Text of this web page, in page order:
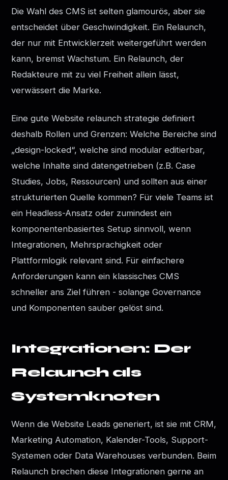
Die Wahl des CMS ist selten glamourös, aber sie
entscheidet über Geschwindigkeit. Ein Relaunch,
der nur mit Entwicklerzeit weitergeführt werden
kann, bremst Wachstum. Ein Relaunch, der
Redakteure mit zu viel Freiheit allein lässt,
verwässert die Marke.
Eine gute Website relaunch strategie definiert
deshalb Rollen und Grenzen: Welche Bereiche sind
„design-locked“, welche sind modular editierbar,
welche Inhalte sind datengetrieben (z.B. Case
Studies, Jobs, Ressourcen) und sollten aus einer
strukturierten Quelle kommen? Für viele Teams ist
ein Headless-Ansatz oder zumindest ein
komponentenbasiertes Setup sinnvoll, wenn
Integrationen, Mehrsprachigkeit oder
Plattformlogik relevant sind. Für einfachere
Anforderungen kann ein klassisches CMS
schneller ans Ziel führen - solange Governance
und Komponenten sauber gelöst sind.
Integrationen: Der
Relaunch als
Systemknoten
Wenn die Website Leads generiert, ist sie mit CRM,
Marketing Automation, Kalender-Tools, Support-
Systemen oder Data Warehouses verbunden. Beim
Relaunch brechen diese Integrationen gerne an